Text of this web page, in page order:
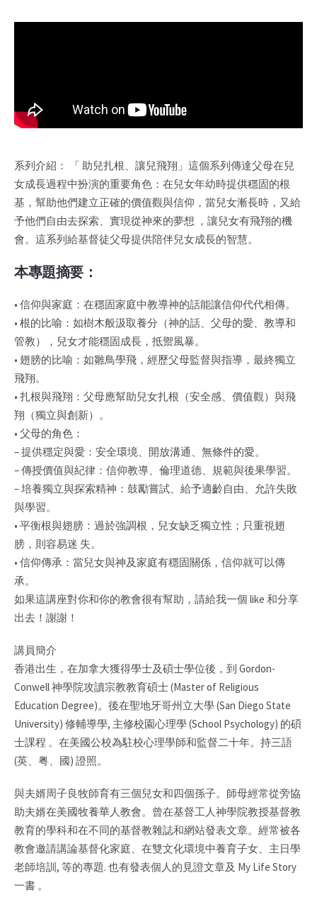
系列介紹： 「 助兒扎根、讓兒飛翔」這個系列傳達父母在兒
女成長過程中扮演的重要角色：在兒女年幼時提供穩固的根
基，幫助他們建立正確的價值觀與信仰，當兒女漸長時，又給
予他們自由去探索、實現從神來的夢想 ，讓兒女有飛翔的機
會。這系列給基督徒父母提供陪伴兒女成長的智慧。
本專題摘要：
• 信仰與家庭：在穩固家庭中教導神的話能讓信仰代代相傳。
• 根的比喻：如樹木般汲取養分（神的話、父母的愛、教導和
管教），兒女才能穩固成長，抵禦風暴。
• 翅膀的比喻：如雛鳥學飛，經歷父母監督與指導，最終獨立
飛翔。
• 扎根與飛翔：父母應幫助兒女扎根（安全感、價值觀）與飛
翔（獨立與創新）。
• 父母的角色：
– 提供穩定與愛：安全環境、開放溝通、無條件的愛。
– 傳授價值與紀律：信仰教導、倫理道德、規範與後果學習。
– 培養獨立與探索精神：鼓勵嘗試、給予適齡自由、允許失敗
與學習。
• 平衡根與翅膀：過於強調根，兒女缺乏獨立性；只重視翅
膀，則容易迷 失。
• 信仰傳承：當兒女與神及家庭有穩固關係，信仰就可以傳
承。
如果這講座對你和你的教會很有幫助，請給我一個 like 和分享
出去！謝謝！
講員簡介
香港出生，在加拿大獲得學士及碩士學位後，到 Gordon-
Conwell 神學院攻讀宗教教育碩士 (Master of Religious
Education Degree)。後在聖地牙哥州立大學 (San Diego State
University) 修輔導學, 主修校園心理學 (School Psychology) 的碩
士課程 。在美國公校為駐校心理學師和監督二十年。持三語
(英、粤、國) 證照。
與夫婿周子良牧師育有三個兒女和四個孫子。師母經常從旁協
助夫婿在美國牧養華人教會。曾在基督工人神學院教授基督教
教育的學科和在不同的基督教雜誌和網站發表文章。經常被各
教會邀請講論基督化家庭、在雙文化環境中養育子女、主日學
老師培訓, 等的專題. 也有發表個人的見證文章及 My Life Story
一書 。